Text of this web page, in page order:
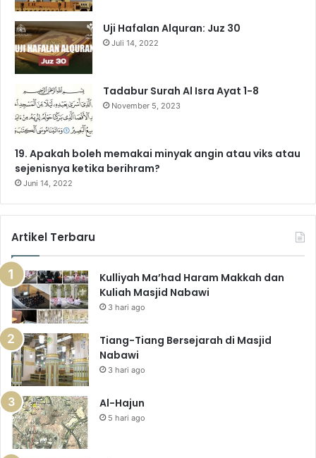
m
Uji Hafalan Alquran: Juz 30
Juli 14, 2022
Tadabur Surah Al Isra Ayat 1-8
November 5, 2023
19. Apakah boleh memakai minyak angin atau viks atau
sejenisnya ketika berihram?
Juni 14, 2022
Artikel Terbaru
Kulliyah Ma’had Haram Makkah dan
Kuliah Masjid Nabawi
3 hari ago
Tiang-Tiang Bersejarah di Masjid
Nabawi
3 hari ago
Al-Hajun
5 hari ago